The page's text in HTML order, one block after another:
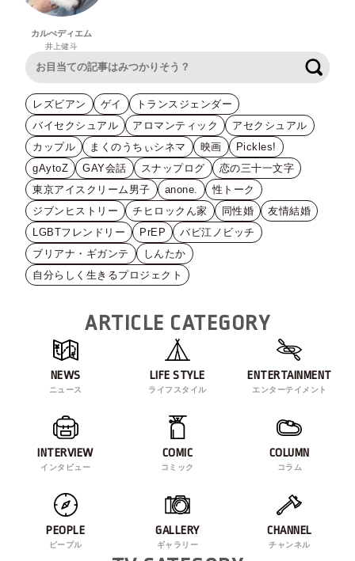
カルぺディエム
井上健斗
レズビアン ゲイ
トランスジェンダー
バイセクシュアル
アロマンティック
アセクシュアル
カップル
まくのうちぃシネマ 映画
Pickles!
gAytoZ
GAY会話 スナップログ
恋の三十一文字
東京アイスクリーム男子
anone.
性トーク
ジブンヒストリー
チヒロックん家 同性婚
友情結婚
LGBTフレンドリー
PrEP
バビ江ノビッチ
ブリアナ・ギガンテ
しんたか
自分らしく生きるプロジェクト
ARTICLE CATEGORY
NEWS
ニュース
LIFE STYLE
ライフスタイル
ENTERTAINMENT
エンターテイメント
INTERVIEW
インタビュー
COMIC
コミック
COLUMN
コラム
PEOPLE
ピープル
GALLERY
ギャラリー
CHANNEL
チャンネル